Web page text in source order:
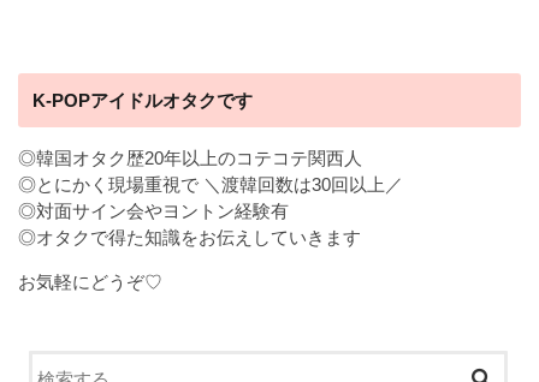
K-POPアイドルオタクです
◎韓国オタク歴20年以上のコテコテ関西人
◎とにかく現場重視で ＼渡韓回数は30回以上／
◎対面サイン会やヨントン経験有
◎オタクで得た知識をお伝えしていきます
お気軽にどうぞ♡